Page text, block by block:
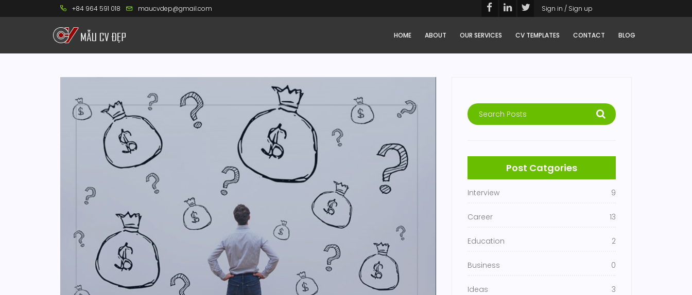
+84 964 591 018 maucvdep@gmail.com Sign in / Sign up
HOME ABOUT OUR SERVICES CV TEMPLATES CONTACT BLOG
Post Catgories
Interview 9
Career 13
Education 2
Business 0
Ideas 3